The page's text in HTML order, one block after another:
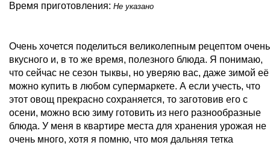
Время приготовления: Не указано
Очень хочется поделиться великолепным рецептом очень
вкусного и, в то же время, полезного блюда. Я понимаю,
что сейчас не сезон тыквы, но уверяю вас, даже зимой её
можно купить в любом супермаркете. А если учесть, что
этот овощ прекрасно сохраняется, то заготовив его с
осени, можно всю зиму готовить из него разнообразные
блюда. У меня в квартире места для хранения урожая не
очень много, хотя я помню, что моя дальняя тетка